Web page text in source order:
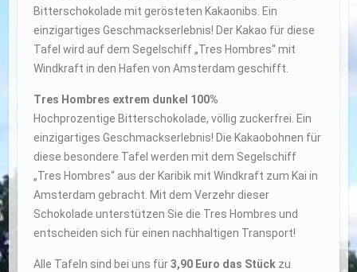
Bitterschokolade mit gerösteten Kakaonibs. Ein
einzigartiges Geschmackserlebnis! Der Kakao für diese
Tafel wird auf dem Segelschiff „Tres Hombres“ mit
Windkraft in den Hafen von Amsterdam geschifft.
Tres Hombres extrem dunkel 100%
Hochprozentige Bitterschokolade, völlig zuckerfrei. Ein
einzigartiges Geschmackserlebnis! Die Kakaobohnen für
diese besondere Tafel werden mit dem Segelschiff
„Tres Hombres“ aus der Karibik mit Windkraft zum Kai in
Amsterdam gebracht. Mit dem Verzehr dieser
Schokolade unterstützen Sie die Tres Hombres und
entscheiden sich für einen nachhaltigen Transport!
Alle Tafeln sind bei uns für3,90 Euro das Stückzu